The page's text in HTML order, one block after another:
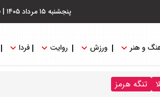
پنجشنبه ۱۵ مرداد ۱۴۰۵ |
و هنر ورزش روایت فردا
تنگه هرمز